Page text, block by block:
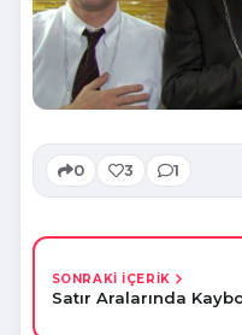
0 3 1
SONRAKİ İÇERİK
Satır Aralarında